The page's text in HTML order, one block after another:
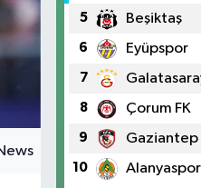
5 Beşiktaş
6 Eyüpspor
7
8 Çorum FK
9 Gaziantep
10 Alanyaspor